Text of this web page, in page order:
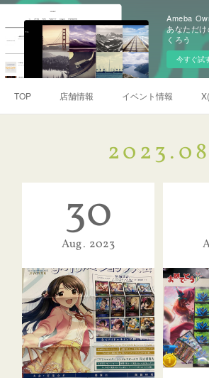
Ameba
あなただ
くろう
今すぐ試
TOP 店舗情報 イベント情報
2023.08
30
Aug 2023